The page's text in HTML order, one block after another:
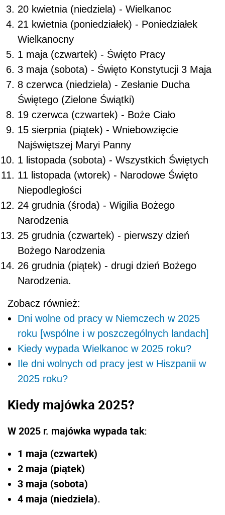
20 kwietnia (niedziela) - Wielkanoc
21 kwietnia (poniedziałek) - Poniedziałek
Wielkanocny
1 maja (czwartek) - Święto Pracy
3 maja (sobota) - Święto Konstytucji 3 Maja
8 czerwca (niedziela) - Zesłanie Ducha
Świętego (Zielone Świątki)
19 czerwca (czwartek) - Boże Ciało
15 sierpnia (piątek) - Wniebowzięcie
Najświętszej Maryi Panny
1 listopada (sobota) - Wszystkich Świętych
11 listopada (wtorek) - Narodowe Święto
Niepodległości
24 grudnia (środa) - Wigilia Bożego
Narodzenia
25 grudnia (czwartek) - pierwszy dzień
Bożego Narodzenia
26 grudnia (piątek) - drugi dzień Bożego
Narodzenia.
Zobacz również:
Dni wolne od pracy w Niemczech w 2025
roku [wspólne i w poszczególnych landach]
Kiedy wypada Wielkanoc w 2025 roku?
Ile dni wolnych od pracy jest w Hiszpanii w
2025 roku?
Kiedy majówka 2025?
W 2025 r. majówka wypada tak:
1 maja (czwartek)
2 maja (piątek)
3 maja (sobota)
4 maja (niedziela).